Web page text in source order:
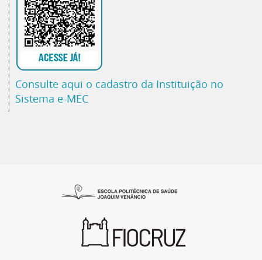
Consulte aqui o cadastro da Instituição no
Sistema e-MEC